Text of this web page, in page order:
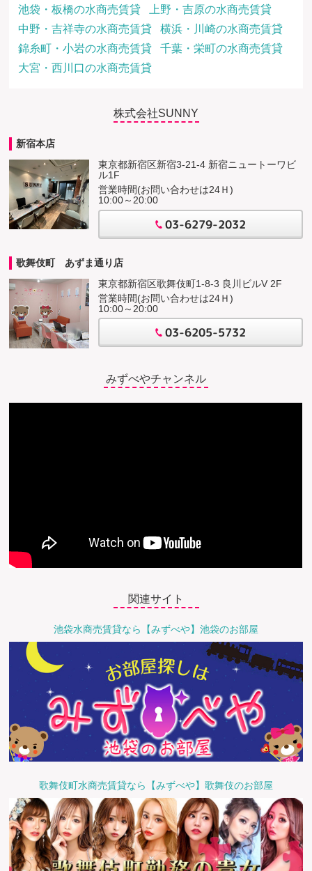
池袋・板橋の水商売賃貸
上野・吉原の水商売賃貸
中野・吉祥寺の水商売賃貸
横浜・川崎の水商売賃貸
錦糸町・小岩の水商売賃貸
千葉・栄町の水商売賃貸
大宮・西川口の水商売賃貸
株式会社SUNNY
新宿本店
東京都新宿区新宿3-21-4 新宿ニュートーワビ
ル1F
営業時間(お問い合わせは24Ｈ)
10:00～20:00
03-6279-2032
歌舞伎町 あずま通り店
東京都新宿区歌舞伎町1-8-3 良川ビルV 2F
営業時間(お問い合わせは24Ｈ)
10:00～20:00
03-6205-5732
みずべやチャンネル
関連サイト
池袋水商売賃貸なら【みずべや】池袋のお部屋
歌舞伎町水商売賃貸なら【みずべや】歌舞伎のお部屋